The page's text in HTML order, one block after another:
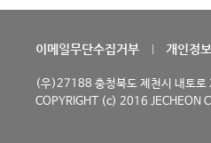
이메일무단수집거부 개인정
(우)27188 충청북도 제천시 내토
COPYRIGHT (c) 2016 JECHEON